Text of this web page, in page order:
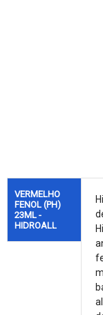
VERMELHO
FENOL (PH)
23ML -
HIDROALL